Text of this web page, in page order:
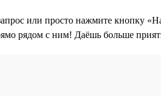
или просто нажмите кнопку
рядом с ним! Даёшь больше